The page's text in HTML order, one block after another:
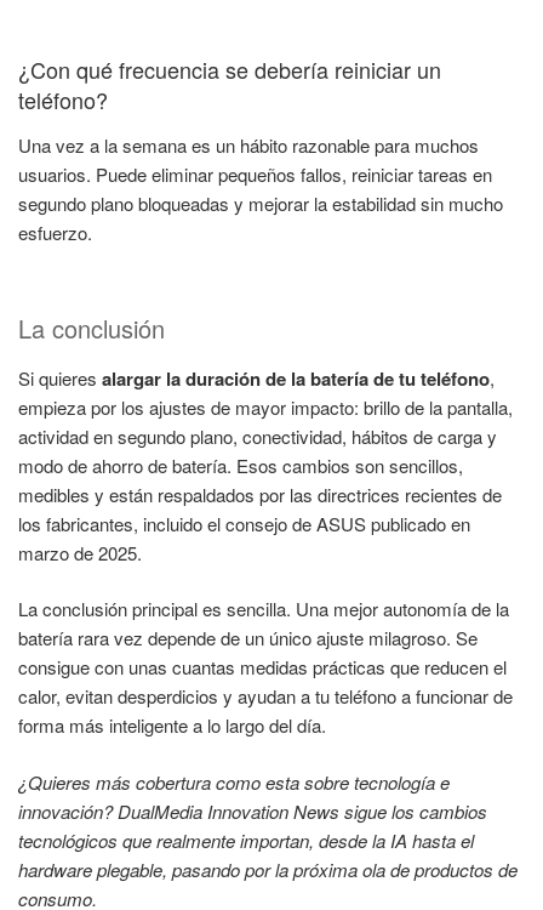
¿Con qué frecuencia se debería reiniciar un
teléfono?
Una vez a la semana es un hábito razonable para muchos
usuarios. Puede eliminar pequeños fallos, reiniciar tareas en
segundo plano bloqueadas y mejorar la estabilidad sin mucho
esfuerzo.
La conclusión
Si quieres alargar la duración de la batería de tu teléfono,
empieza por los ajustes de mayor impacto: brillo de la pantalla,
actividad en segundo plano, conectividad, hábitos de carga y
modo de ahorro de batería. Esos cambios son sencillos,
medibles y están respaldados por las directrices recientes de
los fabricantes, incluido el consejo de ASUS publicado en
marzo de 2025.
La conclusión principal es sencilla. Una mejor autonomía de la
batería rara vez depende de un único ajuste milagroso. Se
consigue con unas cuantas medidas prácticas que reducen el
calor, evitan desperdicios y ayudan a tu teléfono a funcionar de
forma más inteligente a lo largo del día.
¿Quieres más cobertura como esta sobre tecnología e
innovación? DualMedia Innovation News sigue los cambios
tecnológicos que realmente importan, desde la IA hasta el
hardware plegable, pasando por la próxima ola de productos de
consumo.